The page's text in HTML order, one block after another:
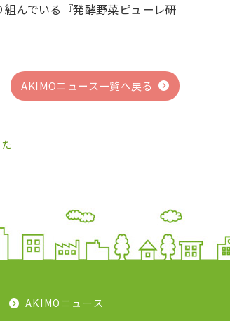
んでいる『発酵野菜ピューレ研
AKIMOニュース一覧へ戻る
AKIMOニュース